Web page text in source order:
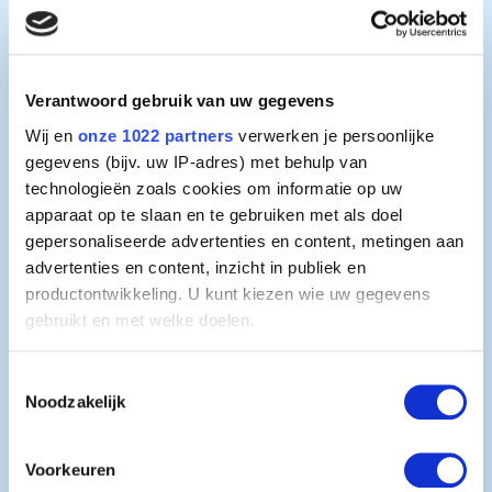
Verantwoord gebruik van uw gegevens
Wij en onze 1022 partners verwerken je persoonlijke
gegevens (bijv. uw IP-adres) met behulp van
technologieën zoals cookies om informatie op uw
apparaat op te slaan en te gebruiken met als doel
gepersonaliseerde advertenties en content, metingen aan
advertenties en content, inzicht in publiek en
productontwikkeling. U kunt kiezen wie uw gegevens
gebruikt en met welke doelen.
Informatie verzamelen over uw geografische
Uw apparaat identificeren door het actief te
scannen op specifieke eigenschappen (fingerprinting)
Noodzakelijk
Voorkeuren
TL-Minilampen
TL-Mini-Lampen sind mit ihrem Durchmesser
von 16 mm für kleine Systeme konzipiert.
Mehr Info